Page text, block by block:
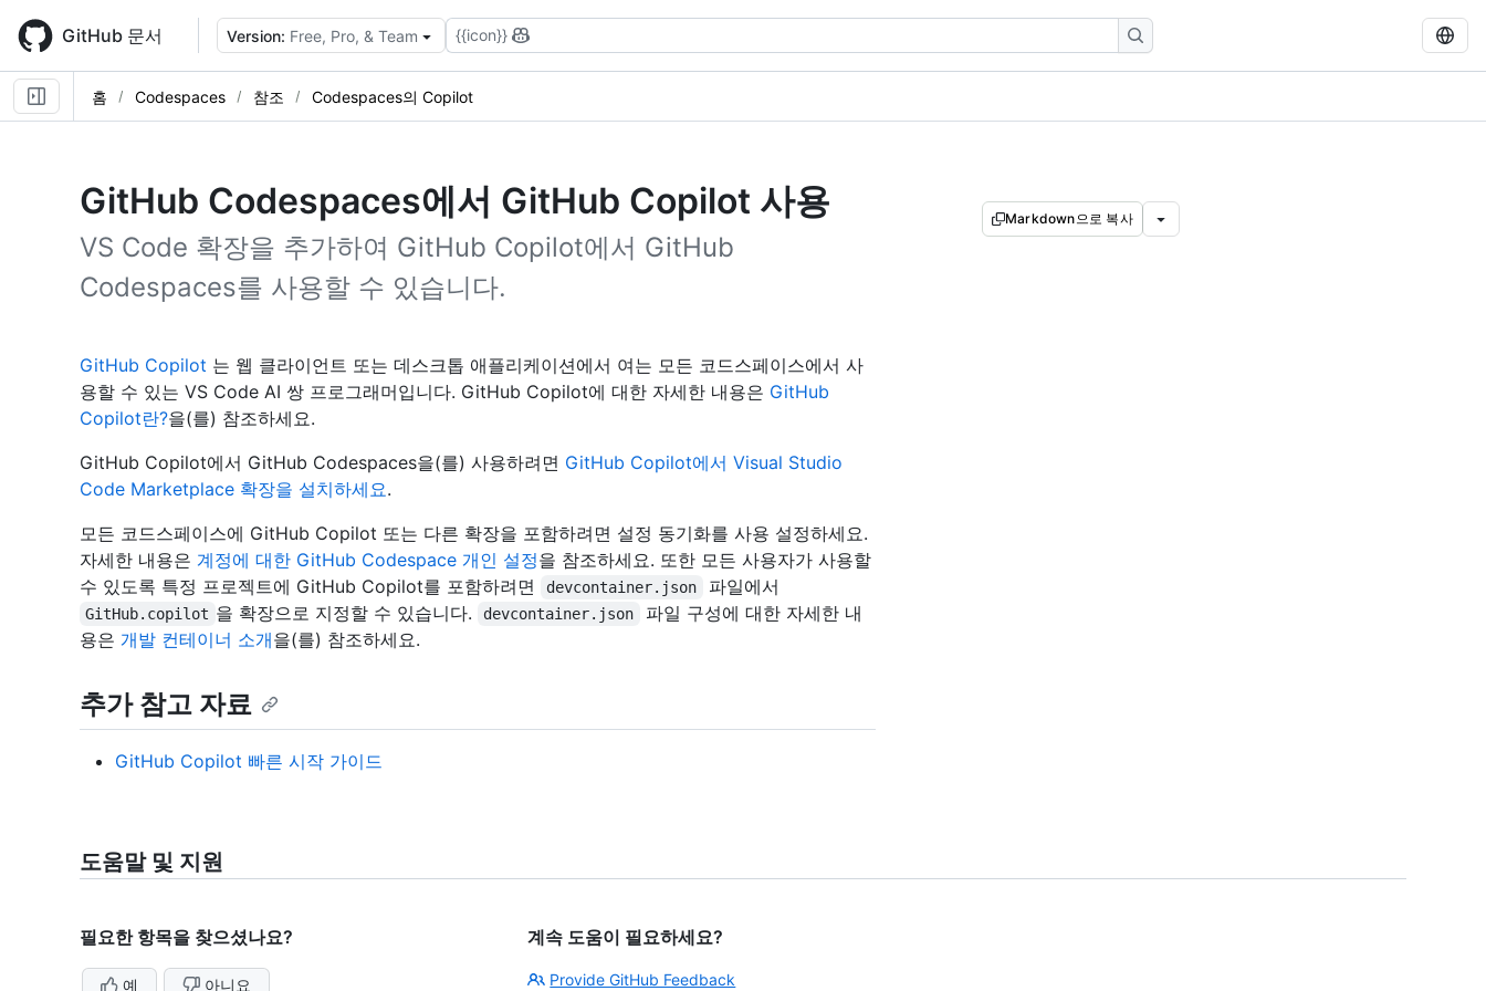
main
content
GitHub 문서 Version: Free, Pro, & Team {{icon}}
홈 Codespaces 참조 Codespaces의 Copilot
GitHub Codespaces에서 GitHub Copilot 사용
VS Code 확장을 추가하여 GitHub Copilot에서 GitHub
Codespaces를 사용할 수 있습니다.
Markdown으로 복사
GitHub Copilot 는 웹 클라이언트 또는 데스크톱 애플리케이션에서 여는 모든 코드스페이스에서 사
용할 수 있는 VS Code AI 쌍 프로그래머입니다. GitHub Copilot에 대한 자세한 내용은 GitHub
Copilot란?을(를) 참조하세요.
GitHub Copilot에서 GitHub Codespaces을(를) 사용하려면 GitHub Copilot에서 Visual Studio
Code Marketplace 확장을 설치하세요.
모든 코드스페이스에 GitHub Copilot 또는 다른 확장을 포함하려면 설정 동기화를 사용 설정하세요.
자세한 내용은 계정에 대한 GitHub Codespace 개인 설정을 참조하세요. 또한 모든 사용자가 사용할
수 있도록 특정 프로젝트에 GitHub Copilot를 포함하려면
devcontainer.json 파일에서
GitHub.copilot 을 확장으로 지정할 수 있습니다. devcontainer.json
파일 구성에 대한 자세한 내
용은 개발 컨테이너 소개을(를) 참조하세요.
추가 참고 자료
GitHub Copilot 빠른 시작 가이드
도움말 및 지원
필요한 항목을 찾으셨나요?
예 아니요
계속 도움이 필요하세요?
Provide GitHub Feedback